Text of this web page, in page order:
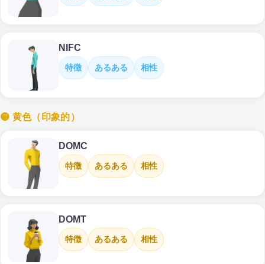
NIFC
特徴 あるある 相性
🟡 黄色（印象的）
DOMC
特徴 あるある 相性
DOMT
特徴 あるある 相性